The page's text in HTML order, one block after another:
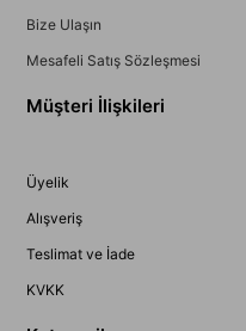
Bize Ulaşın
Mesafeli Satış Sözleşmesi
Müşteri İlişkileri
Üyelik
Alışveriş
Teslimat ve İade
KVKK